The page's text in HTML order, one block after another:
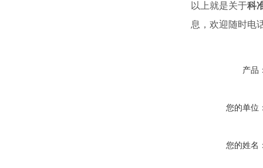
以上就是关于科
息，欢迎随时电
产品
您的单位
您的姓名